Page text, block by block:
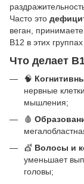
Часто это
веган,
B12 в этих
Что делает
🧠
нервные
мышления;
🩸
💇 Волосы и
уменьшает
головы;